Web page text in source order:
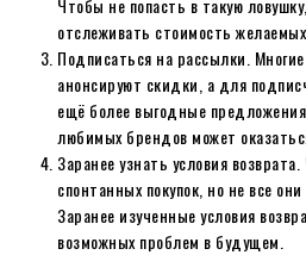
Чтобы не попасть в такую
отслеживать стоимость желаемых
Подписаться на рассылки.
анонсируют скидки, а для
ещё более выгодные
любимых брендов может
Заранее узнать условия
спонтанных покупок, но не все
Заранее изученные условия
возможных проблем в будущем.